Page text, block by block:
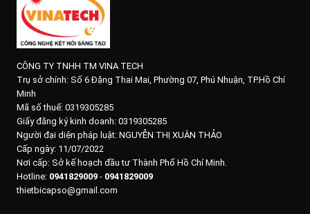
CÔNG TY TNHH TM VINA TECH
Trụ sở chính: Số 6 Đặng Thai Mai, Phường 07, Phú Nhuận, TP.Hồ Chí
Minh
Mã số thuế: 0319305285
Giấy đăng ký kinh doanh: 0319305285
Người đại diện pháp luật: NGUYỄN THỊ XUÂN THẢO
Cấp ngày: 11/07/2022
Nơi cấp: Sở kế hoạch đầu tư Thành Phố Hồ Chí Minh.
Hotline: 0941829009 - 0941829009
thietbicapso@gmail.com